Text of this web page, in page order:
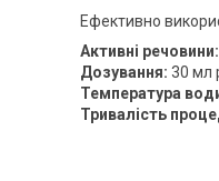
Ефективно
Активні речовини:
Дозування: 30 мл
Температура
Тривалість